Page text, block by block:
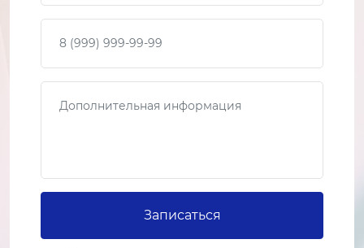
Ваш телефон
Сообщение
Записаться